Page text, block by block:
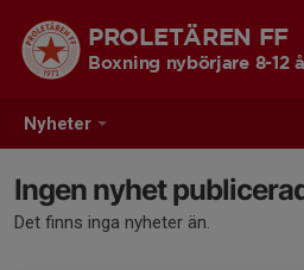
Nyheter
PROLETÄREN FF
Boxning nybörjare 8-12
Ingen nyhet
Det finns inga nyheter än.